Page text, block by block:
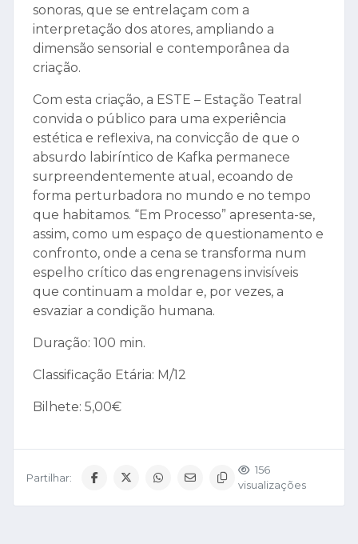
sonoras, que se entrelaçam com a
interpretação dos atores, ampliando a
dimensão sensorial e contemporânea da
criação.
Com esta criação, a ESTE – Estação Teatral
convida o público para uma experiência
estética e reflexiva, na convicção de que o
absurdo labiríntico de Kafka permanece
surpreendentemente atual, ecoando de
forma perturbadora no mundo e no tempo
que habitamos. “Em Processo” apresenta-se,
assim, como um espaço de questionamento e
confronto, onde a cena se transforma num
espelho crítico das engrenagens invisíveis
que continuam a moldar e, por vezes, a
esvaziar a condição humana.
Duração: 100 min.
Classificação Etária: M/12
Bilhete: 5,00€
Partilhar:
156
visualizações